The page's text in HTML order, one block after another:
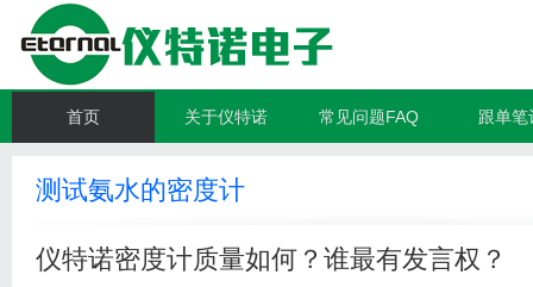
首页 关于仪特诺 常见问题FAQ 跟单笔
测试氨水的密度计
仪特诺密度计质量如何？谁最有发言权？